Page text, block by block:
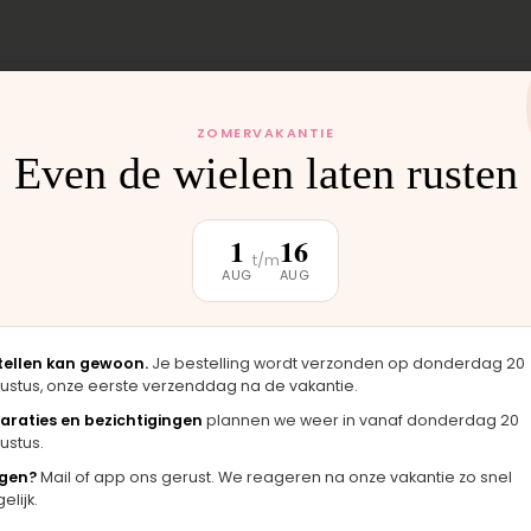
monteren wij het
weer buiten.
er
"Langsgekomen in Moordrecht en het
ZOMERVAKANTIE
Even de wielen laten rusten
1
AUG
t/m16
AUG
kan gewoon. Je bestelling wordt verzonden op donderdag 20
onze eerste verzenddag na de vakantie.
en bezichtigingen plannen we weer in vanaf donderdag 20
Mail of app ons gerust. We reageren na onze vakantie zo snel